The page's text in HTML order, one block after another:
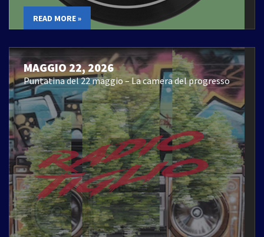
READ MORE »
MAGGIO 22, 2026
Puntatina del 22 maggio – La camera del progresso